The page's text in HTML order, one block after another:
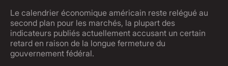
Le calendrier économique américain reste relégué au
second plan pour les marchés, la plupart des
indicateurs publiés actuellement accusant un certain
retard en raison de la longue fermeture du
gouvernement fédéral.